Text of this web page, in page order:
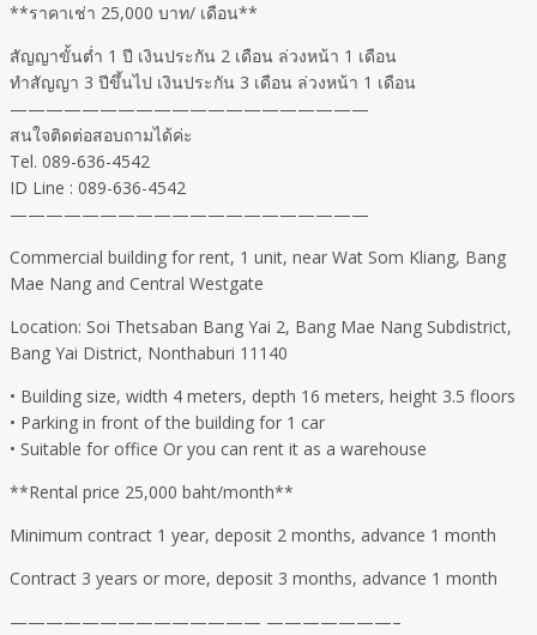
**ราคาเช่า 25,000 บาท/ เดือน**
สัญญาขั้นต่ำ 1 ปี เงินประกัน 2 เดือน ล่วงหน้า 1 เดือน
ทำสัญญา 3 ปีขึ้นไป เงินประกัน 3 เดือน ล่วงหน้า 1 เดือน
————————————————————
สนใจติดต่อสอบถามได้ค่ะ
Tel. 089-636-4542
ID Line : 089-636-4542
————————————————————
Commercial building for rent, 1 unit, near Wat Som Kliang, Bang
Mae Nang and Central Westgate
Location: Soi Thetsaban Bang Yai 2, Bang Mae Nang Subdistrict,
Bang Yai District, Nonthaburi 11140
• Building size, width 4 meters, depth 16 meters, height 3.5 floors
• Parking in front of the building for 1 car
• Suitable for office Or you can rent it as a warehouse
**Rental price 25,000 baht/month**
Minimum contract 1 year, deposit 2 months, advance 1 month
Contract 3 years or more, deposit 3 months, advance 1 month
—————————————— ———————–